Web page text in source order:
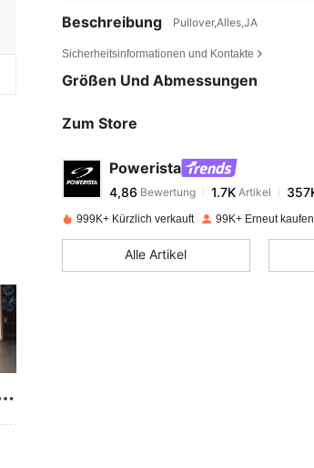
Beschreibung Pullover,Alles,JA
Sicherheitsinformationen und Kontakte
Größen Und Abmessungen
Zum Store
Powerista
4,86
4,86 Bewertung 1.7K
s***7bezahltVor 1 Tag
999K+ Kürzlich verkauft 99K+ Erneut kaufen
Alle Artikel